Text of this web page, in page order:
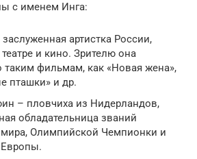
с именем Инга:
артистка России,
и кино. Зрителю она
таким фильмам, как «Новая жена»,
пташки» и др.
– пловчиха из Нидерландов,
обладательница званий
Олимпийской Чемпионки и